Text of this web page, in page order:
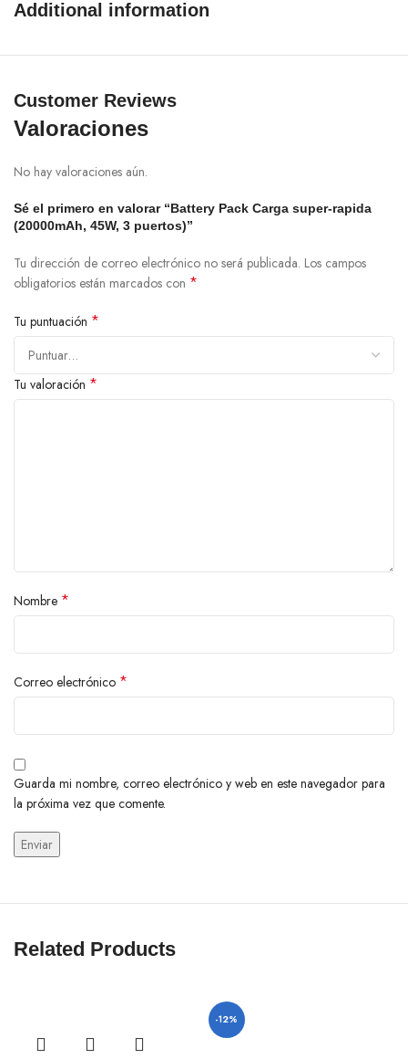
Additional information
Customer Reviews
Valoraciones
No hay valoraciones aún.
Sé el primero en valorar “Battery Pack Carga super-rapida
(20000mAh, 45W, 3 puertos)”
Tu dirección de correo electrónico no será publicada. Los campos
obligatorios están marcados con *
Tu puntuación *
Tu valoración *
Nombre *
Correo electrónico *
Guarda mi nombre, correo electrónico y web en este navegador para
la próxima vez que comente.
Related Products
-12%